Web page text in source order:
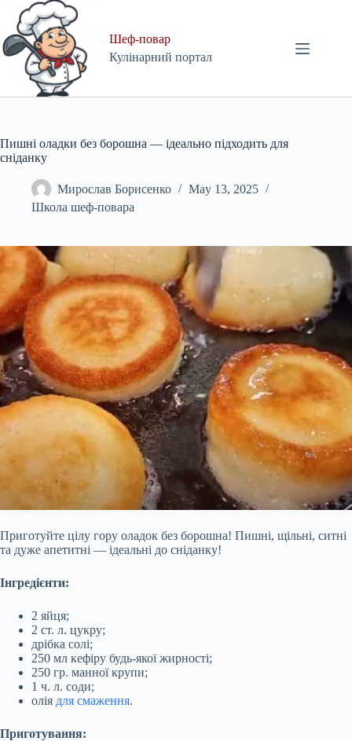
content
Шеф-повар
Кулінарний портал
Пишні оладки без борошна — ідеально підходить для
сніданку
Мирослав Борисенко
May 13, 2025
Школа шеф-повара
Приготуйте цілу гору оладок без борошна! Пишні, щільні, ситні
та дуже апетитні — ідеальні до сніданку!
Інгредієнти:
2 яйця;
2 ст. л. цукру;
дрібка солі;
250 мл кефіру будь-якої жирності;
250 гр. манної крупи;
1 ч. л. соди;
олія для смаження.
Приготування: